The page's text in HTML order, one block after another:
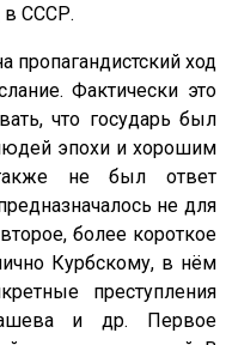
в СССР.
пропагандистский ход
Фактически это
что государь был
эпохи и хорошим
не был ответ
не для
более короткое
Курбскому, в нём
преступления
и др. Первое